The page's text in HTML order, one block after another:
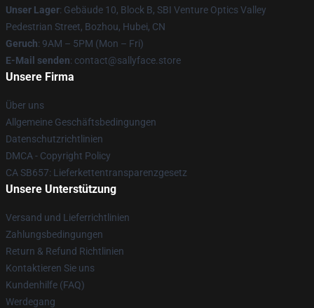
Unser Lager: Gebäude 10, Block B, SBI Venture Optics Valley
Pedestrian Street, Bozhou, Hubei, CN
Geruch: 9AM – 5PM (Mon – Fri)
E-Mail senden: contact@sallyface.store
Unsere Firma
Über uns
Allgemeine Geschäftsbedingungen
Datenschutzrichtlinien
DMCA - Copyright Policy
CA SB657: Lieferkettentransparenzgesetz
Unsere Unterstützung
Versand und Lieferrichtlinien
Zahlungsbedingungen
Return & Refund Richtlinien
Kontaktieren Sie uns
Kundenhilfe (FAQ)
Werdegang